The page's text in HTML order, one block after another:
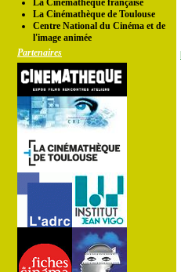
La Cinémathèque française
La Cinémathèque de Toulouse
Centre National du Cinéma et de
l'image animée
Partenaires